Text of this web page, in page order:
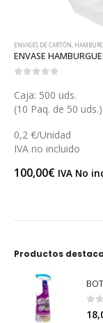
ENVASES DE CARTÓN,Y
Caja: 300 uds.
(6 Paq. de 50 uds.)
0,333 €/Unidad
IVA no incluido
100,00€ IVA No
Productos
0